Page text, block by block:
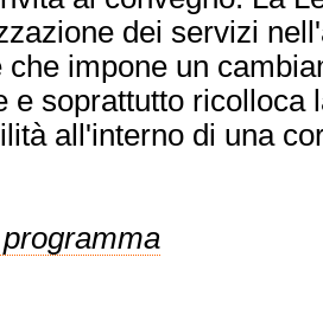
dei servizi
che impone un
e soprattutto ricolloca
all'interno di una